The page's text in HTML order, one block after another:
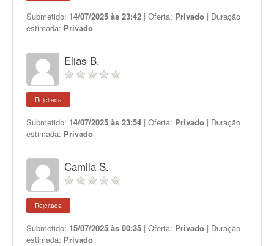
Submetido: 14/07/2025 às 23:42 | Oferta: Privado | Duração
estimada: Privado
Elias B.
Rejeitada
Submetido: 14/07/2025 às 23:54 | Oferta: Privado | Duração
estimada: Privado
Camila S.
Rejeitada
Submetido: 15/07/2025 às 00:35 | Oferta: Privado | Duração
estimada: Privado